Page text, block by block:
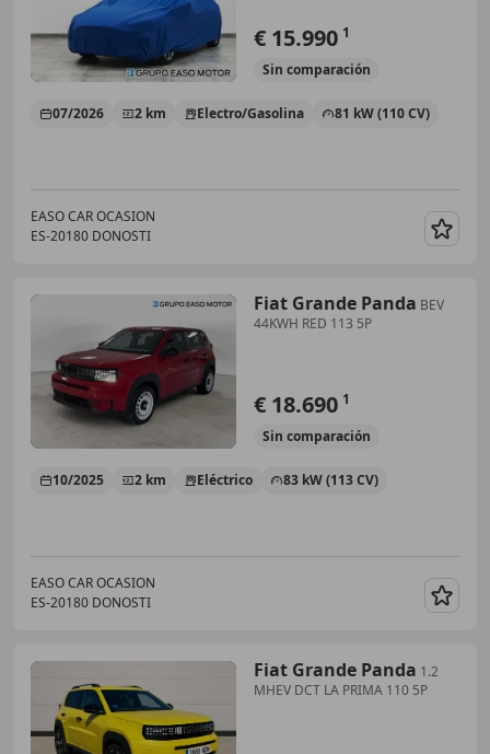
€ 15.990 1
Sin comparación
07/2026 2 km Electro/Gasolina 81 kW (110 CV)
EASO CAR OCASION
ES-20180 DONOSTI
Fiat Grande Panda BEV
44KWH RED 113 5P
€ 18.690 1
Sin comparación
10/2025 2 km Eléctrico 83 kW (113 CV)
EASO CAR OCASION
ES-20180 DONOSTI
Fiat Grande Panda 1.2
MHEV DCT LA PRIMA 110 5P